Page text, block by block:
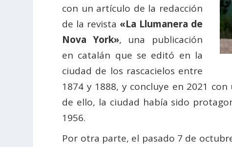
con un artículo de la redacción
de la revista «La Llumanera de
Nova York», una publicación
en catalán que se editó en la
ciudad de los rascacielos entre
1874 y 1888, y concluye en 2021
de ello, la ciudad había sido
1956.
Por otra parte, el pasado 7 de